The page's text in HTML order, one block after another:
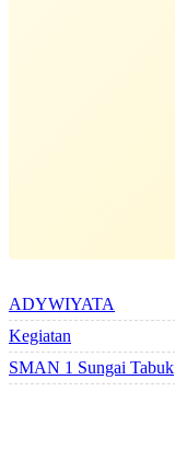
ADYWIYATA
Kegiatan
SMAN 1 Sungai Tabuk